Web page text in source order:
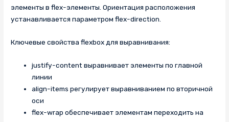
элементы в flex-элементы. Ориентация расположения
устанавливается параметром flex-direction.
Ключевые свойства flexbox для выравнивания:
justify-content выравнивает элементы по главной
линии
align-items регулирует выравниванием по вторичной
оси
flex-wrap обеспечивает элементам переходить на